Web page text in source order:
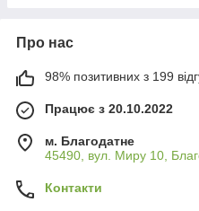
Про нас
98% позитивних з 199
Працює з 20.10.2022
м. Благодатне
45490, вул. Миру 10,
Контакти